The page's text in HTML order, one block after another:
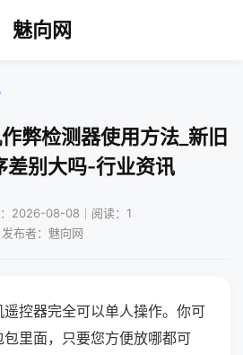
魅向网
弊检测器使用方法_新旧
差别大吗-行业资讯
2026-08-08｜阅读：1
发布者：魅向网
控器完全可以单人操作。你可
里面，只要您方便放哪都可